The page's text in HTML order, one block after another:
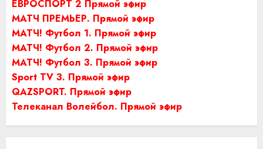
ЕВРОСПОРТ 2 Прямой эфир
МАТЧ ПРЕМЬЕР. Прямой эфир
МАТЧ! Футбол 1. Прямой эфир
МАТЧ! Футбол 2. Прямой эфир
МАТЧ! Футбол 3. Прямой эфир
Sport TV 3. Прямой эфир
QAZSPORT. Прямой эфир
Телеканал Волейбол. Прямой эфир